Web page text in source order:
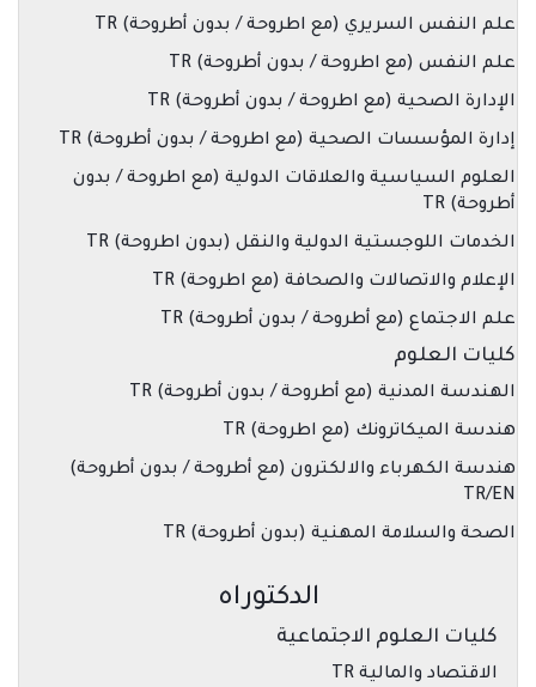
علم النفس السريري (مع اطروحة / بدون أطروحة) TR
علم النفس (مع اطروحة / بدون أطروحة) TR
الإدارة الصحية (مع اطروحة / بدون أطروحة) TR
إدارة المؤسسات الصحية (مع اطروحة / بدون أطروحة) TR
العلوم السياسية والعلاقات الدولية (مع اطروحة / بدون
أطروحة) TR
الخدمات اللوجستية الدولية والنقل (بدون اطروحة) TR
الإعلام والاتصالات والصحافة (مع اطروحة) TR
علم الاجتماع (مع أطروحة / بدون أطروحة) TR
كليات العلوم
الهندسة المدنية (مع أطروحة / بدون أطروحة) TR
هندسة الميكاترونك (مع اطروحة) TR
هندسة الكهرباء والالكترون (مع أطروحة / بدون أطروحة)
TR/EN
الصحة والسلامة المهنية (بدون أطروحة) TR
الدكتوراه
كليات العلوم الاجتماعية
الاقتصاد والمالية TR